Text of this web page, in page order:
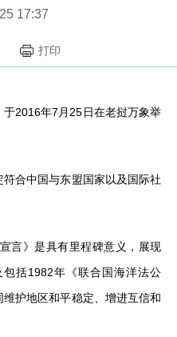
17:37
打印
2016年7月25日在老挝万象举
合中国与东盟国家以及国际社
》是具有里程碑意义，展现
括1982年《联合国海洋法公
护地区和平稳定、增进互信和